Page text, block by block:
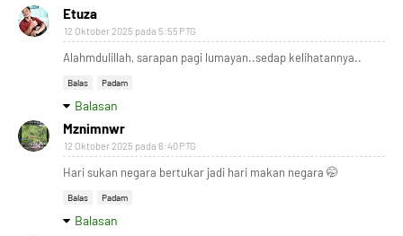
Etuza
12 Oktober 2025 pada 5:55 PTG
Alahmdulillah, sarapan pagi lumayan..sedap kelihatannya..
Balas Padam
Balasan
Mznimnwr
12 Oktober 2025 pada 6:40 PTG
Hari sukan negara bertukar jadi hari makan negara 🤭
Balas Padam
Balasan